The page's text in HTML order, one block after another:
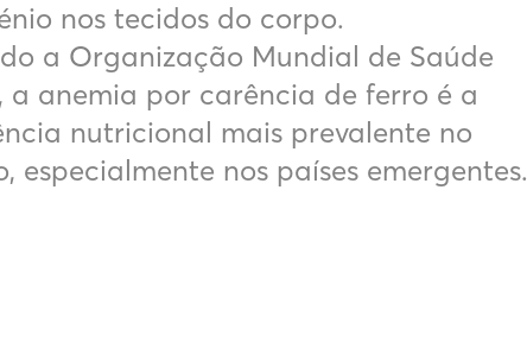
nos tecidos do corpo.
a Organização Mundial de Saúde
a anemia por carência de ferro é a
nutricional mais prevalente no
especialmente nos países emergentes.